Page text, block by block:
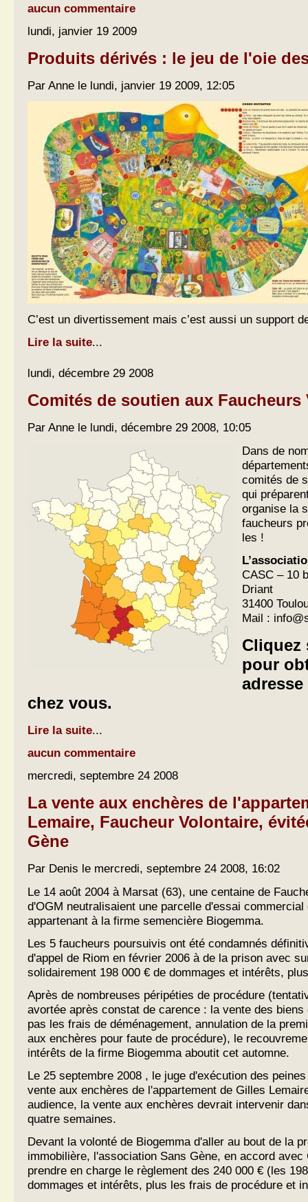
aucun commentaire
lundi, janvier 19 2009
Produits dérivés : le jeu de l'oie
Par Anne le lundi, janvier 19 2009, 12:05
C’est un divertissement mais c’est aussi un support
Lire la suite...
lundi, décembre 29 2008
Comités de soutien aux Faucheurs
Par Anne le lundi, décembre 29 2008, 10:05
Dans de
comités de
qui
organise la
faucheurs
les !
CASC – 10
Driant
31400
Mail :
Cliquez
pour
chez vous.
Lire la suite...
aucun commentaire
mercredi, septembre 24 2008
La vente aux enchères de
Lemaire, Faucheur Volontaire,
Gène
Par Denis le mercredi, septembre 24 2008, 16:02
Le 14 août 2004 à Marsat (63), une centaine de
d'OGM neutralisaient une parcelle d'essai
appartenant à la firme semencière Biogemma.
Les 5 faucheurs poursuivis ont été condamnés
d'appel de Riom en février 2006 à de la prison avec
solidairement 198 000 € de dommages et intérêts,
Après de nombreuses péripéties de procédure
avortée après constat de carence : la vente des
pas les frais de déménagement, annulation de la
aux enchères pour faute de procédure), le
intérêts de la firme Biogemma aboutit cet automne.
Le 25 septembre 2008 , le juge d'exécution des
vente aux enchères de l'appartement de Gilles
audience, la vente aux enchères devrait intervenir
quatre semaines.
Devant la volonté de Biogemma d'aller au bout de la
immobilière, l'association Sans Gène, en accord
prendre en charge le règlement des 240 000 € (les
dommages et intérêts, plus les frais de procédure et